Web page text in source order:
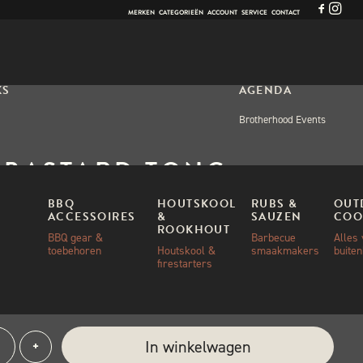
MERKEN CATEGORIEËN ACCOUNT SERVICE CONTACT
BBQ
ACCESSOIRES
BBQ gear &
toebehoren
HOUTSKOOL
&
ROOKHOUT
Houtskool &
firestarters
RUBS &
SAUZEN
Barbecue
smaakmakers
Alles
AGENDA
Brotherhood Events
TONG
+ In winkelwagen